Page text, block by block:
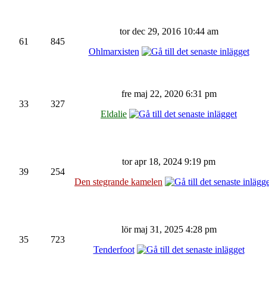
61 845
tor dec 29, 2016 10:44 am
Ohlmarxisten
33 327
fre maj 22, 2020 6:31 pm
Eldalie
39 254
tor apr 18, 2024 9:19 pm
Den stegrande kamelen
35 723
lör maj 31, 2025 4:28 pm
Tenderfoot